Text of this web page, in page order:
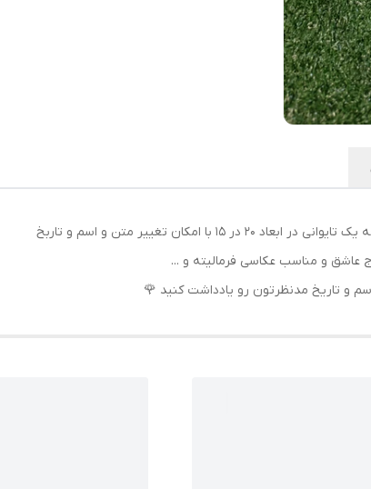
تغییر متن و‌ اسم و تاربخ
عاشق و مناسب عکاسی فرمالیته و ...
تاریخ مدنظرتون رو یادداشت کنید 🌹